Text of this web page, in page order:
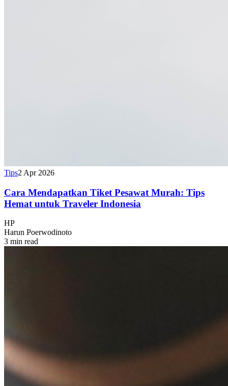
Tips2 Apr 2026
Cara Mendapatkan Tiket Pesawat Murah: Tips
Hemat untuk Traveler Indonesia
HP
Harun Poerwodinoto
3 min read